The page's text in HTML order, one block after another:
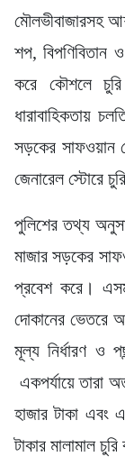
মৌলভীবাজারসহ
শপ, বিপণিবিতান
করে কৌশলে
ধারাবাহিকতায়
সড়কের সাফওয়ান
জেনারেল স্টোরে
পুলিশের তথ্য
মাজার সড়কের
প্রবেশ করে।
দোকানের ভেতরে
মূল্য নির্ধারণ ও
একপর্যায়ে তারা
হাজার টাকা এবং
টাকার মালামাল